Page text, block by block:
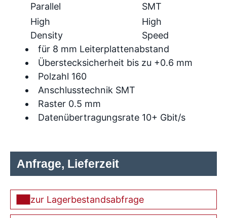
für 8 mm Leiterplattenabstand
Überstecksicherheit bis zu +0.6 mm
Polzahl 160
Anschlusstechnik SMT
Raster 0.5 mm
Datenübertragungsrate 10+ Gbit/s
Parallel
SMT
High
Density
High
Speed
Anfrage, Lieferzeit
zur Lagerbestandsabfrage